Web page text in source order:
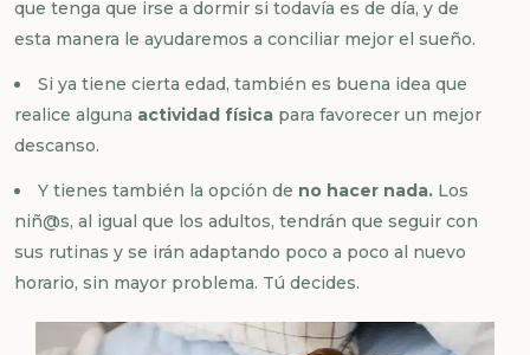
que tenga que irse a dormir si todavía es de día, y de
esta manera le ayudaremos a conciliar mejor el sueño.
Si ya tiene cierta edad, también es buena idea que
realice alguna actividad física para favorecer un mejor
descanso.
Y tienes también la opción de no hacer nada. Los
niñ@s, al igual que los adultos, tendrán que seguir con
sus rutinas y se irán adaptando poco a poco al nuevo
horario, sin mayor problema. Tú decides.